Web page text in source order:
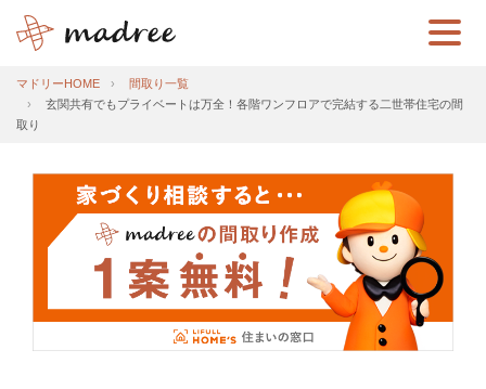
マドリーHOME
間取り一覧
玄関共有でもプライベートは万全！各階ワンフロアで完結する二世帯住宅の間
取り